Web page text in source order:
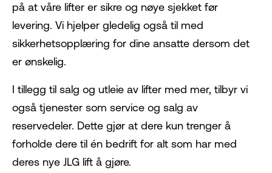
på at våre lifter er sikre og nøye sjekket før
levering. Vi hjelper gledelig også til med
sikkerhetsopplæring for dine ansatte dersom det
er ønskelig.
I tillegg til salg og utleie av lifter med mer, tilbyr vi
også tjenester som service og salg av
reservedeler. Dette gjør at dere kun trenger å
forholde dere til én bedrift for alt som har med
deres nye JLG lift å gjøre.